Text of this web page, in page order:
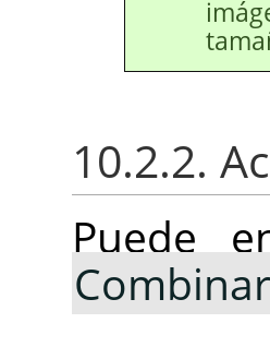
10.2.2.
Puede
Combinar